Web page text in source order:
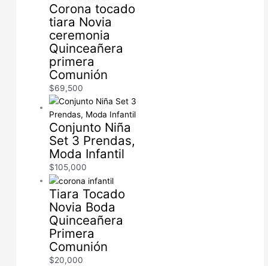
Corona tocado
tiara Novia
ceremonia
Quinceañera
primera
Comunión
$69,500
Conjunto Niña
Set 3 Prendas,
Moda Infantil
$105,000
Tiara Tocado
Novia Boda
Quinceañera
Primera
Comunión
$20,000